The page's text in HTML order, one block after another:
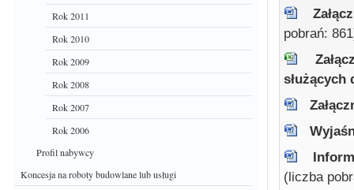
Rok 2011
Rok 2010
Rok 2009
Rok 2008
Rok 2007
Rok 2006
Profil nabywcy
Koncesja na roboty budowlane lub usługi
pobrań:
służących
(liczba